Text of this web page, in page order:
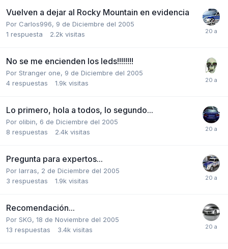
Vuelven a dejar al Rocky Mountain en evidencia
Por Carlos996, 9 de Diciembre del 2005
1 respuesta 2.2k visitas
No se me encienden los leds!!!!!!!!
Por Stranger one, 9 de Diciembre del 2005
4 respuestas 1.9k visitas
Lo primero, hola a todos, lo segundo...
Por olibin, 6 de Diciembre del 2005
8 respuestas 2.4k visitas
Pregunta para expertos...
Por larras, 2 de Diciembre del 2005
3 respuestas 1.9k visitas
Recomendación...
Por SKG, 18 de Noviembre del 2005
13 respuestas 3.4k visitas